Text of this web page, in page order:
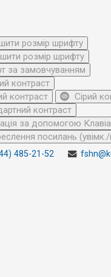
розмір шрифту
розмір шрифту
за замовчуванням
контраст
контраст
Сірий
контраст
за допомогою
посилань
485-21-52